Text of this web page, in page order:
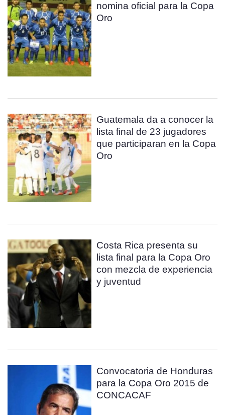
nomina oficial para la Copa
Oro
Guatemala da a conocer la
lista final de 23 jugadores
que participaran en la Copa
Oro
Costa Rica presenta su
lista final para la Copa Oro
con mezcla de experiencia
y juventud
Convocatoria de Honduras
para la Copa Oro 2015 de
CONCACAF